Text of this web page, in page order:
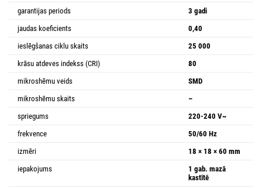
garantijas periods
3 gadi
jaudas koeficients
0,40
ieslēgšanas ciklu skaits
25 000
krāsu atdeves indekss (CRI)
80
mikroshēmu veids
SMD
mikroshēmu skaits
–
spriegums
220-240 V~
frekvence
50/60 Hz
izmēri
18 × 18 × 60 mm
iepakojums
1 gab. mazā
kastītē